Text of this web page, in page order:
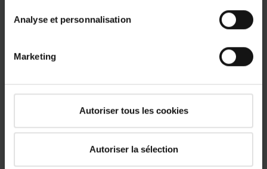
Analyse et personnalisation
Marketing
Autoriser tous les cookies
Autoriser la sélection
En savoir plus